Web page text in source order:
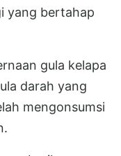
yang bertahap
gula kelapa
darah yang
mengonsumsi